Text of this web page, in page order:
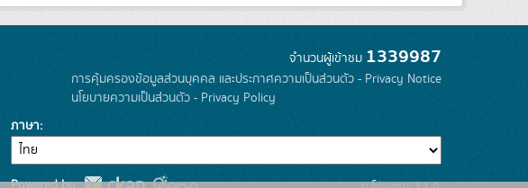
จำนวนผู้เข้าชม 1339987
การคุ้มครองข้อมูลส่วนบุคคล และประกาศความเป็นส่วนตัว - Privacy Notice
นโยบายความเป็นส่วนตัว - Privacy Policy
ภาษา